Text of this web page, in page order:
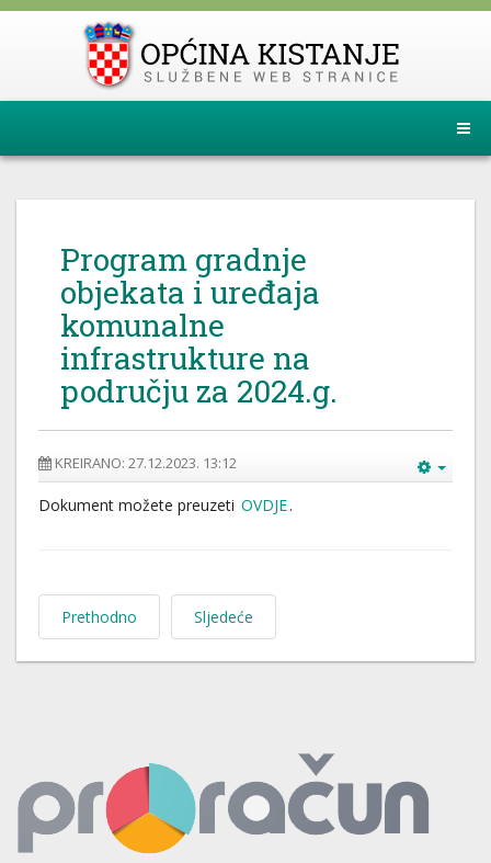
Program gradnje
objekata i uređaja
komunalne
infrastrukture na
području za 2024.g.
KREIRANO: 27.12.2023. 13:12
Dokument možete preuzeti OVDJE.
Prethodno Sljedeće